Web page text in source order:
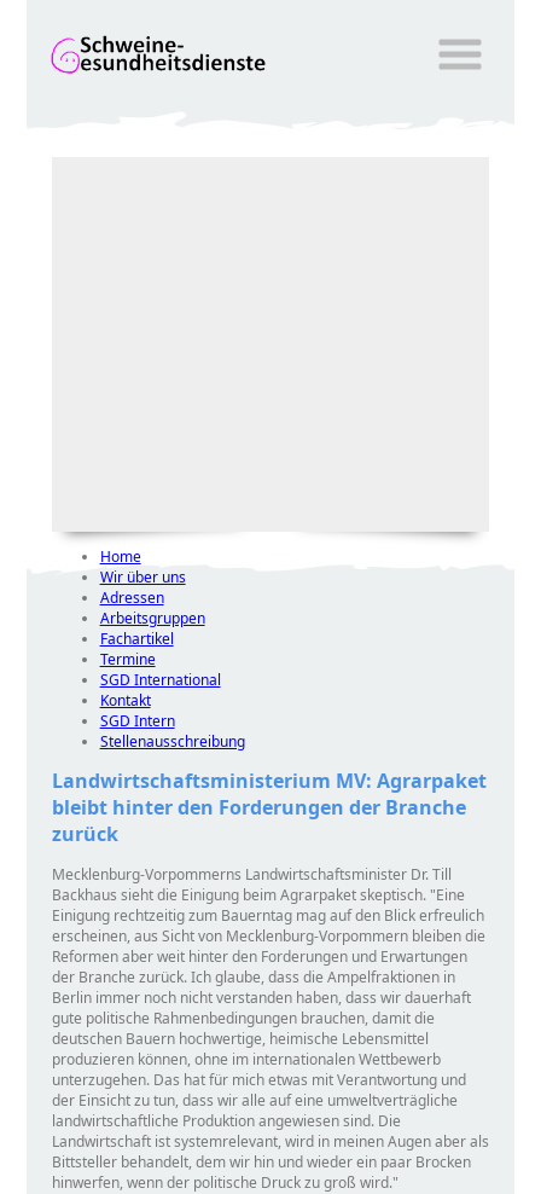
Home
Wir über uns
Adressen
Arbeitsgruppen
Fachartikel
Termine
SGD International
Kontakt
SGD Intern
Stellenausschreibung
Landwirtschaftsministerium MV: Agrarpaket
bleibt hinter den Forderungen der Branche
zurück
Mecklenburg-Vorpommerns Landwirtschaftsminister Dr. Till
Backhaus sieht die Einigung beim Agrarpaket skeptisch. Eine
Einigung rechtzeitig zum Bauerntag mag auf den Blick erfreulich
erscheinen, aus Sicht von Mecklenburg-Vorpommern bleiben die
Reformen aber weit hinter den Forderungen und Erwartungen
der Branche zurück. Ich glaube, dass die Ampelfraktionen in
Berlin immer noch nicht verstanden haben, dass wir dauerhaft
gute politische Rahmenbedingungen brauchen, damit die
deutschen Bauern hochwertige, heimische Lebensmittel
produzieren können, ohne im internationalen Wettbewerb
unterzugehen. Das hat für mich etwas mit Verantwortung und
der Einsicht zu tun, dass wir alle auf eine umweltverträgliche
landwirtschaftliche Produktion angewiesen sind. Die
Landwirtschaft ist systemrelevant, wird in meinen Augen aber als
Bittsteller behandelt, dem wir hin und wieder ein paar Brocken
hinwerfen, wenn der politische Druck zu groß wird.